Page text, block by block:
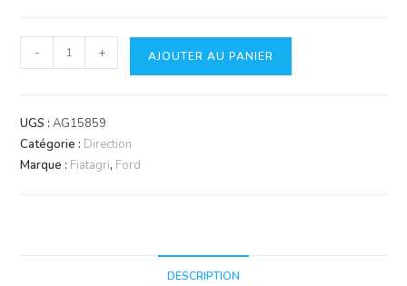
quantité
de
dentée
- + AJOUTER AU PANIER
UGS :AG15859
Catégorie : Direction
Marque : Fiatagri, Ford
DESCRIPTION